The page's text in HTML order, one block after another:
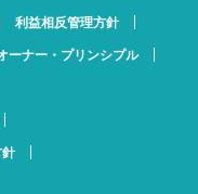
利益相反管理方針
ーナー・プリンシプル